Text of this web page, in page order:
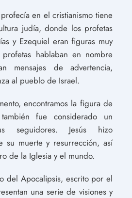
en el cristianismo tiene
judía, donde los profetas
y Ezequiel eran figuras muy
profetas hablaban en nombre
mensajes de advertencia,
al pueblo de Israel.
encontramos la figura de
fue considerado un
seguidores. Jesús hizo
su muerte y resurrección, así
de la Iglesia y el mundo.
del Apocalipsis, escrito por el
una serie de visiones y